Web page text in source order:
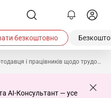
безкоштовно
Дії роботодавця і працівників щодо трудових книжок до граничної дати
AI-Консультант — усе